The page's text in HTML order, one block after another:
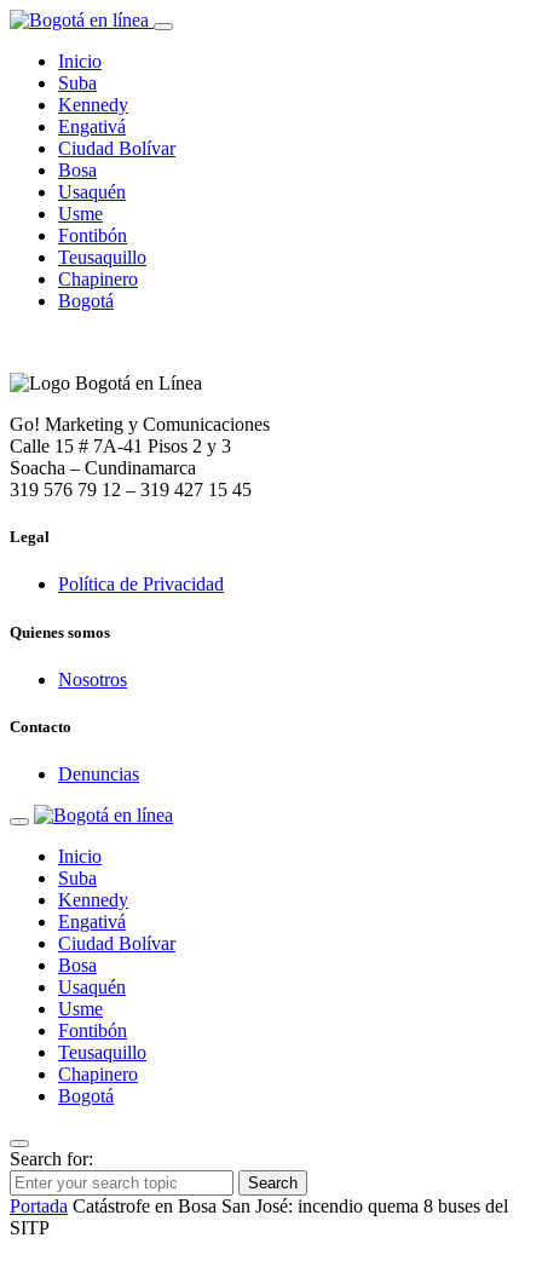
Inicio
Suba
Kennedy
Engativá
Ciudad Bolívar
Bosa
Usaquén
Usme
Fontibón
Teusaquillo
Chapinero
Bogotá
Go! Marketing y Comunicaciones
Calle 15 # 7A-41 Pisos 2 y 3
Soacha – Cundinamarca
319 576 79 12 – 319 427 15 45
Legal
Política de Privacidad
Quienes somos
Nosotros
Contacto
Denuncias
Inicio
Suba
Kennedy
Engativá
Ciudad Bolívar
Bosa
Usaquén
Usme
Fontibón
Teusaquillo
Chapinero
Bogotá
Search for:
Search
Portada Catástrofe en Bosa San José: incendio quema 8 buses del
SITP